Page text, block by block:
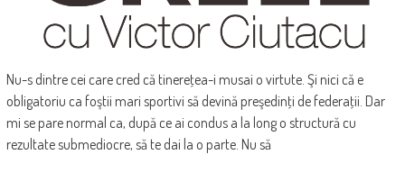
Nu-s dintre cei care cred că tinereţea-i musai o virtute. Şi nici că e
obligatoriu ca foştii mari sportivi să devină preşedinţi de federaţii. Dar
mi se pare normal ca, după ce ai condus a la long o structură cu
rezultate submediocre, să te dai la o parte. Nu să